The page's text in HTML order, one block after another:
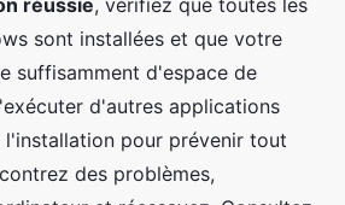
sont installées et que votre
suffisamment d'espace de
d'autres applications
l'installation pour prévenir tout
des problèmes,